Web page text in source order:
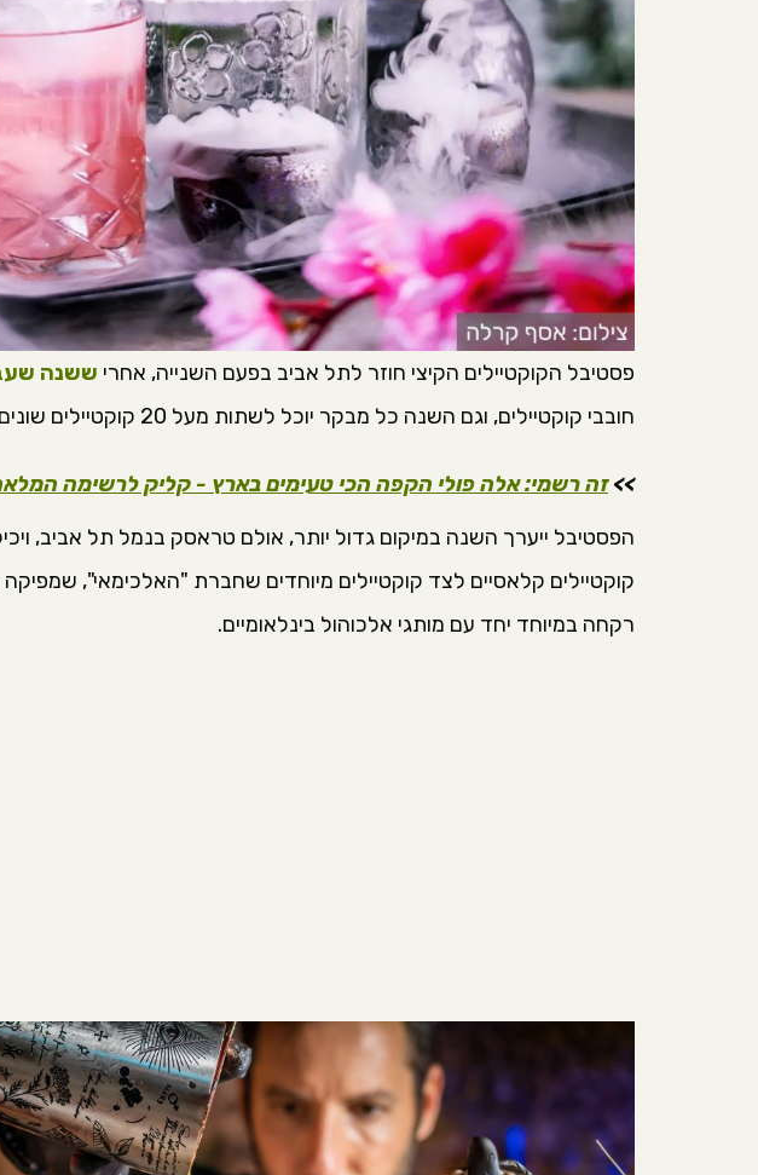
פסטיבל הקוקטיילים הקיצי חוזר לתל אביב בפעם השנייה, אחרי ששנה
חובבי קוקטיילים, וגם השנה כל מבקר יוכל לשתות מעל 20 קוקטיילים שונים.
>>זה רשמי: אלה פולי הקפה הכי טעימים בארץ - קליק לרשימה
קוקטיילים קלאסיים לצד קוקטיילים מיוחדים שחברת "האלכימאי",
רקחה במיוחד יחד עם מותגי אלכוהול בינלאומיים.